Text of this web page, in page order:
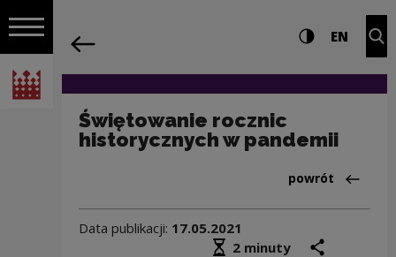
Włącz nawigację
Narodowe Centrum Kultury
Nawigacja Ustawienia i Wysoki
EN
Świętowanie rocznic
historycznych w pandemii
Powrót
powrót
Data publikacji: 17.05.2021
Średni czas czytania
2 minuty